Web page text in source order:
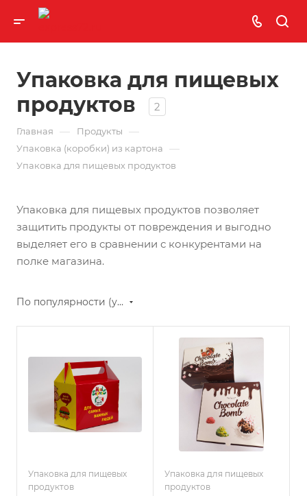
Упаковка для пищевых
продуктов
2
Главная — Продукты —
Упаковка (коробки) из картона —
Упаковка для пищевых продуктов
Упаковка для пищевых продуктов позволяет
защитить продукты от повреждения и выгодно
выделяет его в сравнении с конкурентами на
полке магазина.
По популярности (убывание)
Упаковка для пищевых
продуктов
Упаковка для пищевых
продуктов